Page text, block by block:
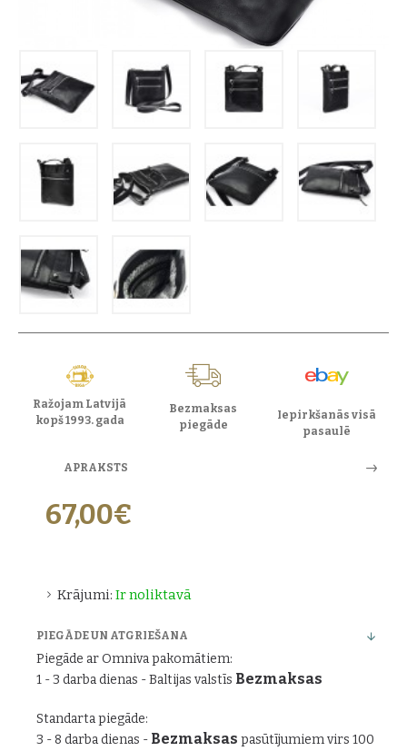
Ražojam Latvijā
kopš 1993. gada
Bezmaksas
piegāde
Iepirkšanās visā
pasaulē
APRAKSTS
Krājumi: Ir noliktavā
67,00€
PIEGĀDE UN ATGRIEŠANA
Piegāde ar Omniva pakomātiem:
1 - 3 darba dienas - Baltijas valstīs Bezmaksas
Standarta piegāde:
3 - 8 darba dienas - Bezmaksas pasūtījumiem virs 100